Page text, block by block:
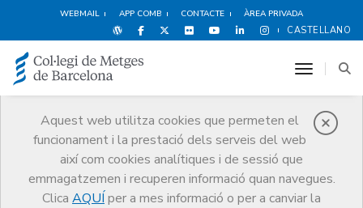
WEBMAIL APP COMB CONTACTE ÀREA PRIVADA
CASTELLANO
Aquest web utilitza cookies que permeten el
funcionament i la prestació dels serveis del web
així com cookies analítiques i de sessió que
emmagatzemen i recuperen informació quan navegues.
Clica AQUÍ per a mes informació o per a canviar la
toggle
Notícies
Comunicació
Notícies
Plataforma per a compartir còpies de receptes privades en paper: com
enviar fotos de les receptes en paper de l’assistència medica privada